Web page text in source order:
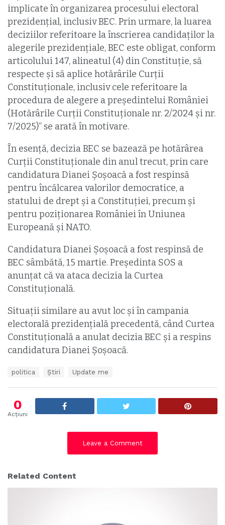
implicate în organizarea procesului electoral
prezidențial, inclusiv BEC. Prin urmare, la luarea
deciziilor referitoare la înscrierea candidaților la
alegerile prezidențiale, BEC este obligat, conform
articolului 147, alineatul (4) din Constituție, să
respecte și să aplice hotărârile Curții
Constituționale, inclusiv cele referitoare la
procedura de alegere a președintelui României
(Hotărârile Curții Constituționale nr. 2/2024 și nr.
7/2025)” se arată în motivare.
În esență, decizia BEC se bazează pe hotărârea
Curții Constituționale din anul trecut, prin care
candidatura Dianei Șoșoacă a fost respinsă
pentru încălcarea valorilor democratice, a
statului de drept și a Constituției, precum și
pentru poziționarea României în Uniunea
Europeană și NATO.
Candidatura Dianei Șoșoacă a fost respinsă de
BEC sâmbătă, 15 martie. Președinta SOS a
anunțat că va ataca decizia la Curtea
Constituțională.
Situații similare au avut loc și în campania
electorală prezidențială precedentă, când Curtea
Constituțională a anulat decizia BEC și a respins
candidatura Dianei Șoșoacă.
politica Ştiri Update me
0
Acțiuni
Leave a Comment
Related Content